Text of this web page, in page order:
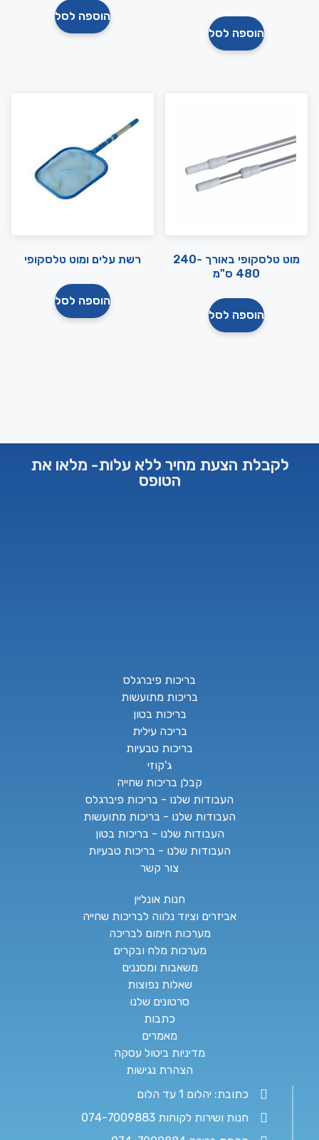
הוספה לסל
הוספה לסל
מוט טלסקופי באורך 240-
480 ס"מ
הוספה לסל
רשת עלים ומוט טלסקופי
הוספה לסל
לקבלת הצעת מחיר ללא עלות- מלאו את
הטופס
בריכות פיברגלס
בריכות מתועשות
בריכות בטון
בריכה עילית
בריכות טבעיות
ג'קוזי
קבלן בריכות שחייה
העבודות שלנו - בריכות פיברגלס
העבודות שלנו - בריכות מתועשות
העבודות שלנו - בריכות בטון
העבודות שלנו - בריכות טבעיות
צור קשר
חנות אונליין
אביזרים וציוד נלווה לבריכות שחייה
מערכות חימום לבריכה
מערכות מלח ובקרים
משאבות ומסננים
שאלות נפוצות
סרטונים שלנו
כתבות
מאמרים
מדיניות ביטול עסקה
הצהרת נגישות
כתובת: יהלום 1 עד הלום
חנות ושירות לקוחות 074-7009883